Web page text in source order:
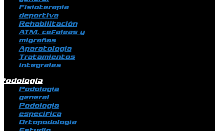
Fisioterapia
deportiva
Rehabilitación
ATM, cefaleas y
migrañas
Aparatología
Tratamientos
integrales
Podología
general
Podología
específica
Ortopodología